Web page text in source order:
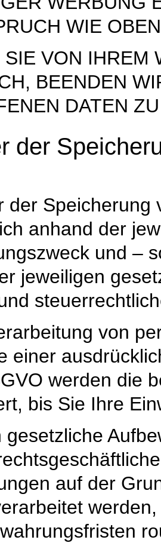
WIE
SIE VON IHREM
BEENDEN
DATEN
der
der
anhand der
und –
jeweiligen
von
einer
werden die
bis Sie Ihre
gesetzliche
auf der